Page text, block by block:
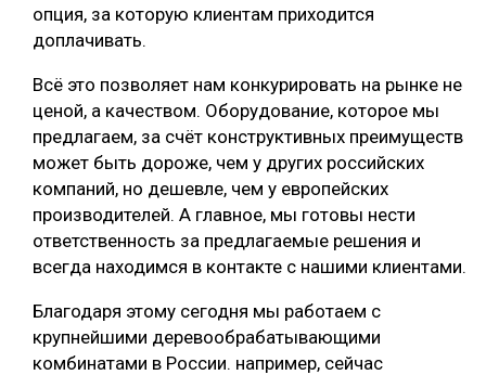
опция, за которую клиентам приходится
доплачивать.
Всё это позволяет нам конкурировать на рынке не
ценой, а качеством. Оборудование, которое мы
предлагаем, за счёт конструктивных преимуществ
может быть дороже, чем у других российских
компаний, но дешевле, чем у европейских
производителей. А главное, мы готовы нести
ответственность за предлагаемые решения и
всегда находимся в контакте с нашими клиентами.
Благодаря этому сегодня мы работаем с
крупнейшими деревообрабатывающими
комбинатами в России. например, сейчас